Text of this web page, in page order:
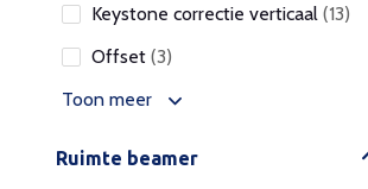
Keystone correctie verticaal (13)
Offset (3)
Toon meer
Ruimte beamer